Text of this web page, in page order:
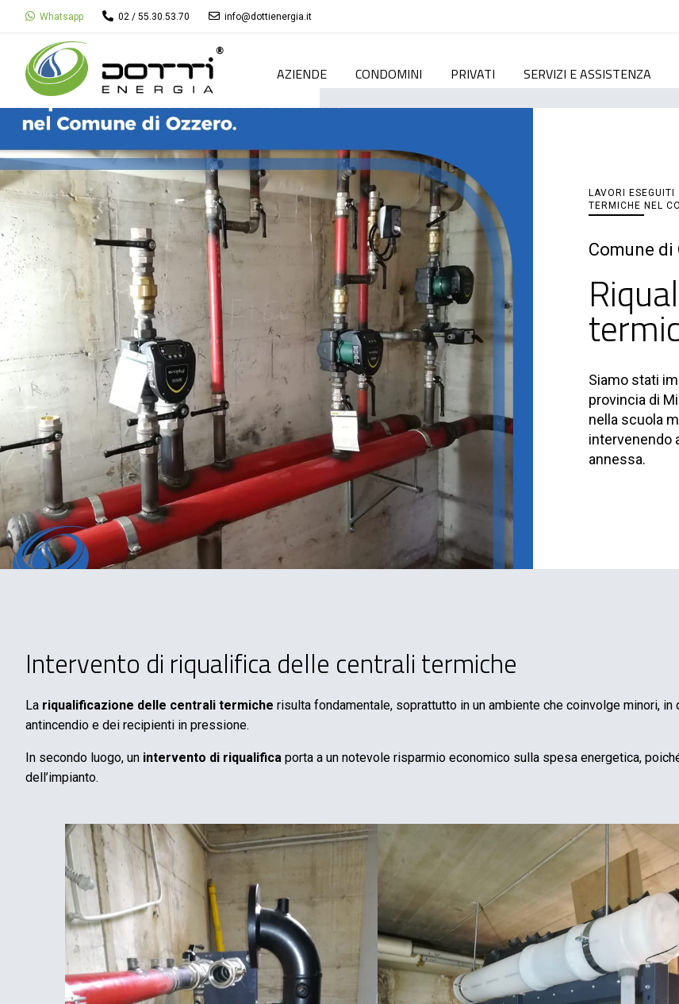
Whatsapp 02 / 55.30.53.70 info@dottienergia.it
AZIENDE CONDOMINI PRIVATI SERVIZI E ASSISTENZA
LAVORI ESEGUITI
TERMICHE NEL
Comune di
Siamo stati
provincia di
nella scuola
intervenendo
annessa.
Intervento di riqualifica delle centrali termiche
La riqualificazione delle centrali termiche risulta fondamentale, soprattutto in un ambiente che coinvolge minori,
antincendio e dei recipienti in pressione.
In secondo luogo, un intervento di riqualifica porta a un notevole risparmio economico sulla spesa energetica,
dell’impianto.